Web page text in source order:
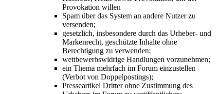
Provokation willen
Spam über das System an andere Nutzer zu
versenden;
gesetzlich, insbesondere durch das Urheber- und
Markenrecht, geschützte Inhalte ohne
Berechtigung zu verwenden;
wettbewerbswidrige Handlungen vorzunehmen;
ein Thema mehrfach im Forum einzustellen
(Verbot von Doppelpostings);
Presseartikel Dritter ohne Zustimmung des